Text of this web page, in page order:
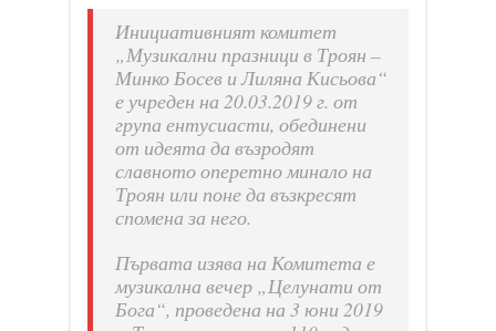
Инициативният комитет
„Музикални празници в Троян –
Минко Босев и Лиляна Кисьова“
е учреден на 20.03.2019 г. от
група ентусиасти, обединени
от идеята да възродят
славното оперетно минало на
Троян или поне да възкресят
спомена за него.
Първата изява на Комитета е
музикална вечер „Целунати от
Бога“, проведена на 3 юни 2019